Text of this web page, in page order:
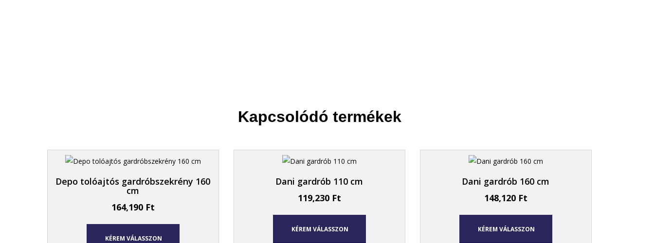
Kapcsolódó termékek
Depo tolóajtós gardróbszekrény 160
cm
164,190 Ft
KÉREM VÁLASSZON
Dani gardrób 110 cm
119,230 Ft
KÉREM VÁLASSZON
Dani gardrób 160 cm
148,120 Ft
KÉREM VÁLASSZON